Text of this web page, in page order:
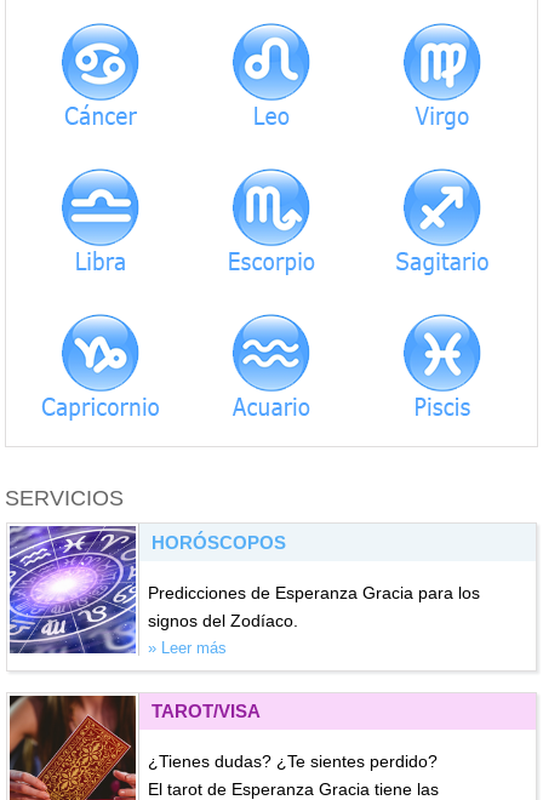
SERVICIOS
HORÓSCOPOS
Predicciones de Esperanza Gracia para los
signos del Zodíaco.
» Leer más
TAROT/VISA
¿Tienes dudas? ¿Te sientes perdido?
El tarot de Esperanza Gracia tiene las